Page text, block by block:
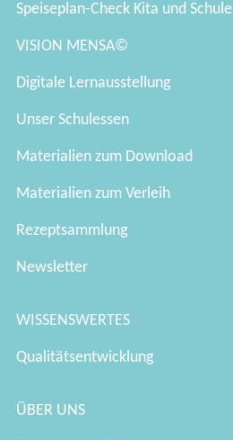
Speiseplan-Check Kita und Schule
VISION MENSA©
Digitale Lernausstellung
Unser Schulessen
Materialien zum Download
Materialien zum Verleih
Rezeptsammlung
Newsletter
WISSENSWERTES
Qualitätsentwicklung
ÜBER UNS